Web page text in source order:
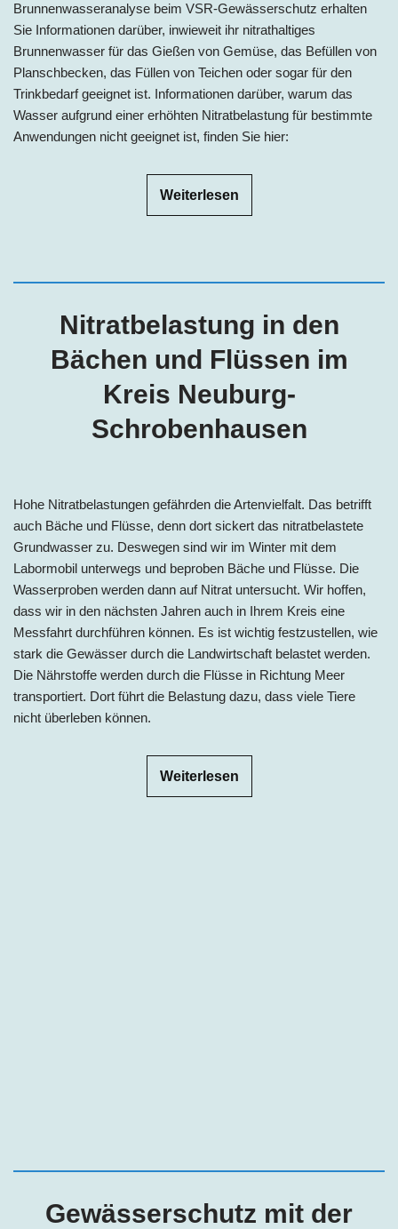
Brunnenwasseranalyse beim VSR-Gewässerschutz erhalten
Sie Informationen darüber, inwieweit ihr nitrathaltiges
Brunnenwasser für das Gießen von Gemüse, das Befüllen von
Planschbecken, das Füllen von Teichen oder sogar für den
Trinkbedarf geeignet ist. Informationen darüber, warum das
Wasser aufgrund einer erhöhten Nitratbelastung für bestimmte
Anwendungen nicht geeignet ist, finden Sie hier:
Weiterlesen
Nitratbelastung in den
Bächen und Flüssen im
Kreis Neuburg-
Schrobenhausen
Hohe Nitratbelastungen gefährden die Artenvielfalt. Das betrifft
auch Bäche und Flüsse, denn dort sickert das nitratbelastete
Grundwasser zu. Deswegen sind wir im Winter mit dem
Labormobil unterwegs und beproben Bäche und Flüsse. Die
Wasserproben werden dann auf Nitrat untersucht. Wir hoffen,
dass wir in den nächsten Jahren auch in Ihrem Kreis eine
Messfahrt durchführen können. Es ist wichtig festzustellen, wie
stark die Gewässer durch die Landwirtschaft belastet werden.
Die Nährstoffe werden durch die Flüsse in Richtung Meer
transportiert. Dort führt die Belastung dazu, dass viele Tiere
nicht überleben können.
Weiterlesen
Gewässerschutz mit der